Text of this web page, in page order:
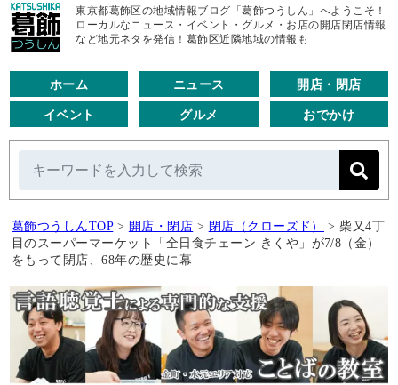
東京都葛飾区の地域情報ブログ「葛飾つうしん」へようこそ！
ローカルなニュース・イベント・グルメ・お店の開店閉店情報
など地元ネタを発信！葛飾区近隣地域の情報も
ホーム ニュース 開店・閉店
イベント グルメ おでかけ
葛飾つうしんTOP > 開店・閉店 > 閉店（クローズド） > 柴又4丁
目のスーパーマーケット「全日食チェーン きくや」が7/8（金）
をもって閉店、68年の歴史に幕